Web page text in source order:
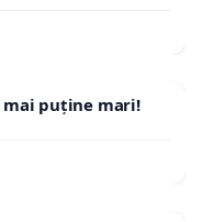
mai puține mari!